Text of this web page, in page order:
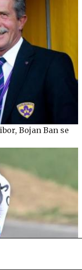
Bojan Ban se